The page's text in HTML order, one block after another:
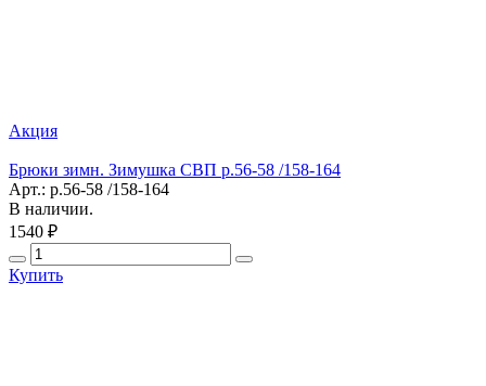
Акция
Брюки зимн. Зимушка СВП р.56-58 /158-164
Арт.: р.56-58 /158-164
В наличии.
1540 ₽
Купить